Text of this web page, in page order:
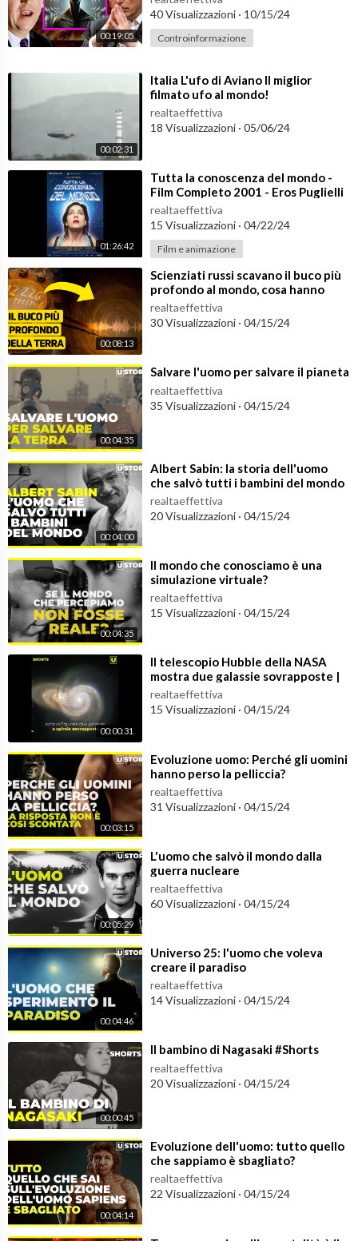
da è un affascinante viaggio grande quanto tutto l'universo.
Ogni settimana potrai seguire i nostri aggiornamenti e potrai i
mparare con leggerezza sempre qualcosa di nuovo e stimolant
e.
Unisciti alla nostra community e buona visione!
»»Visita il nostro sito: https://www.ustorymagazine.com​
»»Iscriviti ora:https://bit.ly/2OIcsHH​
»»Seguici su Facebook: https://www.facebook.com/Ustoryvid​
00:19:05
40 Visualizzazioni · 10/15/24
Controinformazione
00:02:31
⁣Italia L'ufo di Aviano Il miglior
filmato ufo al mondo!
realtaeffettiva
18 Visualizzazioni · 05/06/24
01:26:42
⁣Tutta la conoscenza del mondo -
Film Completo 2001 - Eros Puglielli
realtaeffettiva
15 Visualizzazioni · 04/22/24
Film e animazione
00:08:13
⁣Scienziati russi scavano il buco più
profondo al mondo, cosa hanno
scoperto?
realtaeffettiva
30 Visualizzazioni · 04/15/24
00:04:35
⁣Salvare l'uomo per salvare il pianeta
realtaeffettiva
35 Visualizzazioni · 04/15/24
00:04:00
⁣Albert Sabin: la storia dell'uomo
che salvò tutti i bambini del mondo
realtaeffettiva
20 Visualizzazioni · 04/15/24
00:04:35
⁣Il mondo che conosciamo è una
simulazione virtuale?
realtaeffettiva
15 Visualizzazioni · 04/15/24
00:00:31
⁣Il telescopio Hubble della NASA
mostra due galassie sovrapposte |
#shorts
realtaeffettiva
15 Visualizzazioni · 04/15/24
00:03:15
⁣Evoluzione uomo: Perché gli uomini
hanno perso la pelliccia?
realtaeffettiva
31 Visualizzazioni · 04/15/24
00:05:29
⁣L'uomo che salvò il mondo dalla
guerra nucleare
realtaeffettiva
60 Visualizzazioni · 04/15/24
00:04:46
⁣Universo 25: l'uomo che voleva
creare il paradiso
realtaeffettiva
14 Visualizzazioni · 04/15/24
00:00:45
⁣Il bambino di Nagasaki #Shorts
realtaeffettiva
20 Visualizzazioni · 04/15/24
00:04:14
⁣Evoluzione dell'uomo: tutto quello
che sappiamo è sbagliato?
realtaeffettiva
22 Visualizzazioni · 04/15/24